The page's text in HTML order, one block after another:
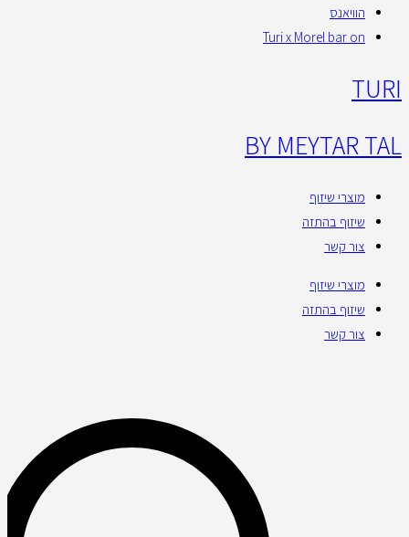
הוויאנס
Turi x Morel bar on
TURI
BY MEYTAR TAL
מוצרי שיזוף
שיזוף בהתזה
צור קשר
מוצרי שיזוף
שיזוף בהתזה
צור קשר